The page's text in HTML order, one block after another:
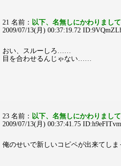
21 名前： 以下、名無しにかわりまし
2009/07/13(月) 00:37:19.72
おい、スルーしろ……
目を合わせるんじゃない……
23 名前： 以下、名無しにかわりまし
2009/07/13(月) 00:37:41.75
俺のせいで新しいコピペが出来てしま